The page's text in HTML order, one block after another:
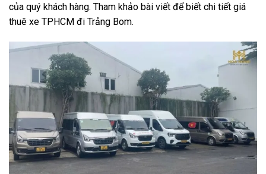
của quý khách hàng. Tham khảo bài viết để biết chi tiết giá
thuê xe TPHCM đi Trảng Bom.